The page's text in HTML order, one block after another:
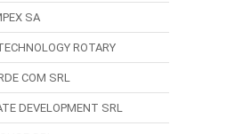
SA
ROTARY
COM SRL
DEVELOPMENT SRL